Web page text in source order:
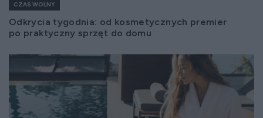
CZAS WOLNY
Odkrycia tygodnia: od kosmetycznych premier
po praktyczny sprzęt do domu